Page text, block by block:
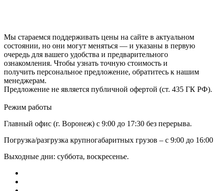
Мы стараемся поддерживать цены на сайте в актуальном
состоянии, но они могут меняться — и указаны в первую
очередь для вашего удобства и предварительного
ознакомления. Чтобы узнать точную стоимость и
получить персональное предложение, обратитесь к нашим
менеджерам.
Предложение не является публичной офертой (ст. 435 ГК РФ).
Режим работы
Главный офис (г. Воронеж) с 9:00 до 17:30 без перерыва.
Погрузка/разгрузка крупногабаритных грузов – с 9:00 до 16:00
Выходные дни: суббота, воскресенье.